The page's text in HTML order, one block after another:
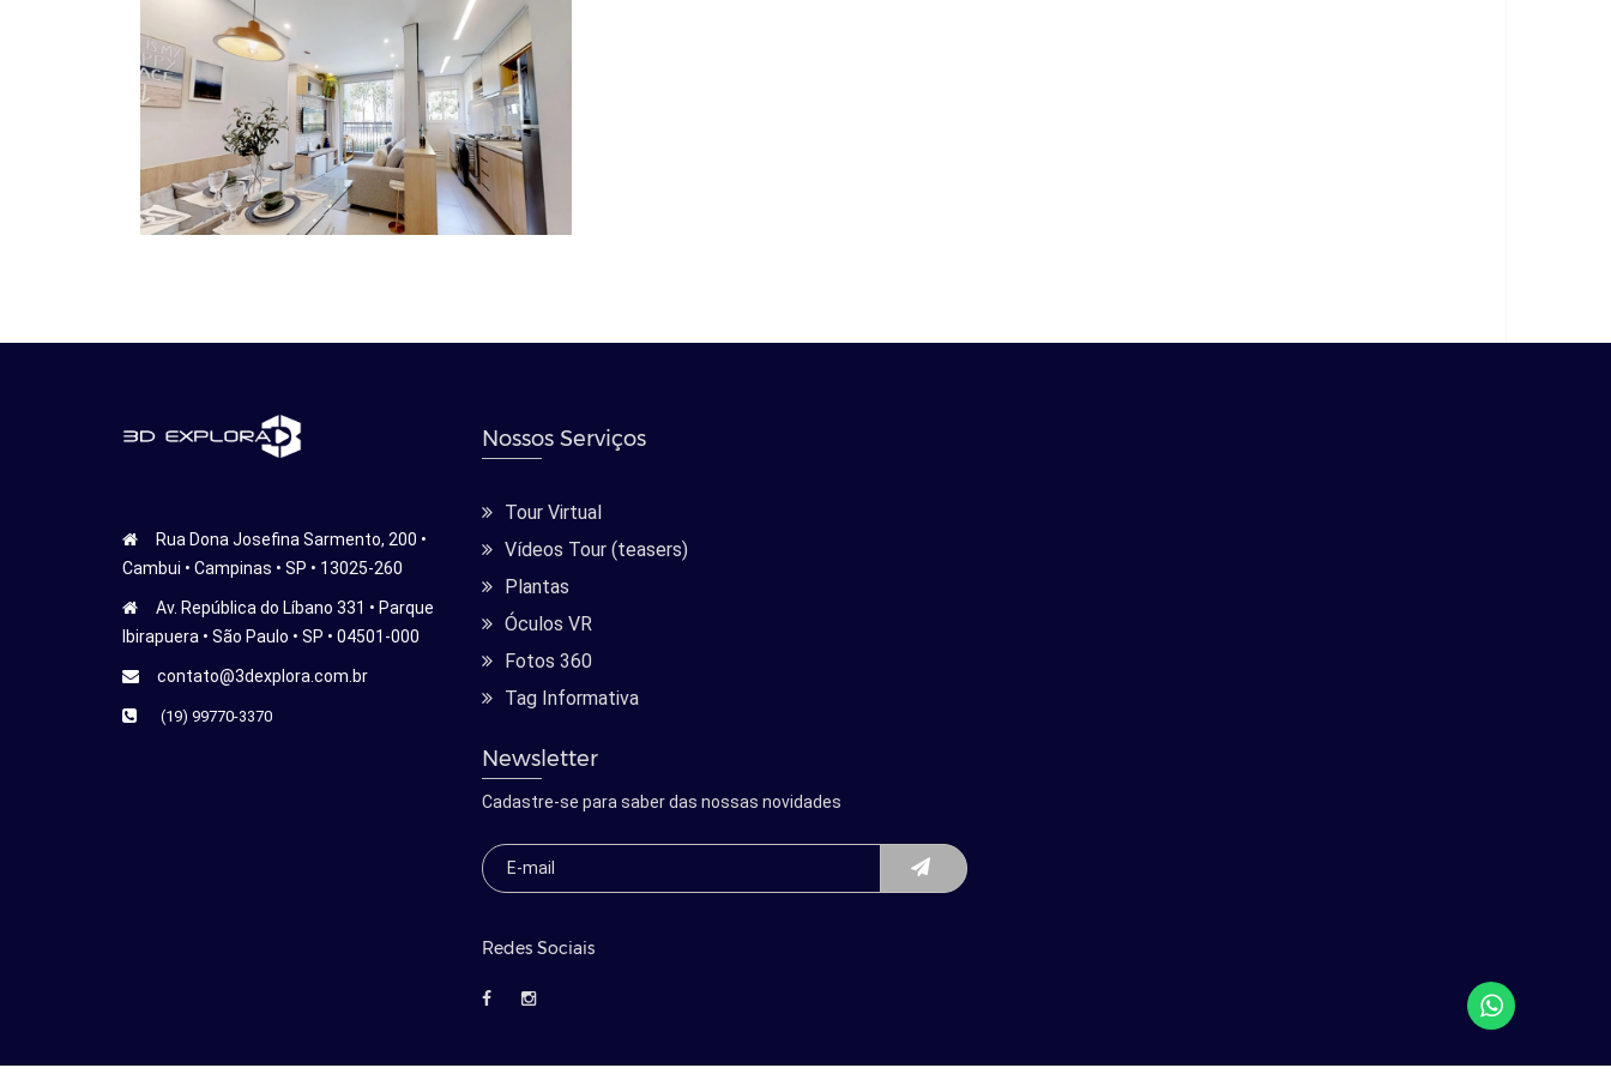
Rua Dona Josefina Sarmento, 200 •
Cambui • Campinas • SP • 13025-260
Av. República do Líbano 331 • Parque
Ibirapuera • São Paulo • SP • 04501-000
contato@3dexplora.com.br
(19) 99770-3370
Nossos Serviços
Tour Virtual
Vídeos Tour (teasers)
Plantas
Óculos VR
Fotos 360
Tag Informativa
Newsletter
Cadastre-se para saber das nossas novidades
Redes Sociais